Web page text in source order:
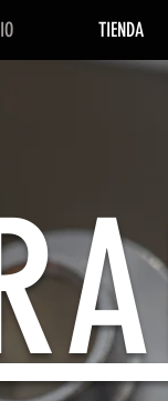
TIENDA